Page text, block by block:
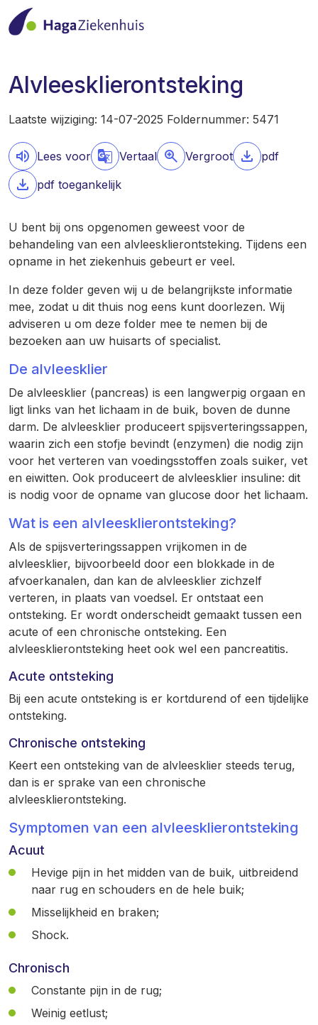
Alvleesklierontsteking
Laatste wijziging: 14-07-2025 Foldernummer: 5471
Lees voor Vertaal Vergroot
pdf
pdf toegankelijk
U bent bij ons opgenomen geweest voor de
behandeling van een alvleesklierontsteking. Tijdens een
opname in het ziekenhuis gebeurt er veel.
In deze folder geven wij u de belangrijkste informatie
mee, zodat u dit thuis nog eens kunt doorlezen. Wij
adviseren u om deze folder mee te nemen bij de
bezoeken aan uw huisarts of specialist.
De alvleesklier
De alvleesklier (pancreas) is een langwerpig orgaan en
ligt links van het lichaam in de buik, boven de dunne
darm. De alvleesklier produceert spijsverteringssappen,
waarin zich een stofje bevindt (enzymen) die nodig zijn
voor het verteren van voedingsstoffen zoals suiker, vet
en eiwitten. Ook produceert de alvleesklier insuline: dit
is nodig voor de opname van glucose door het lichaam.
Wat is een alvleesklierontsteking?
Als de spijsverteringssappen vrijkomen in de
alvleesklier, bijvoorbeeld door een blokkade in de
afvoerkanalen, dan kan de alvleesklier zichzelf
verteren, in plaats van voedsel. Er ontstaat een
ontsteking. Er wordt onderscheidt gemaakt tussen een
acute of een chronische ontsteking. Een
alvleesklierontsteking heet ook wel een pancreatitis.
Acute ontsteking
Bij een acute ontsteking is er kortdurend of een tijdelijke
ontsteking.
Chronische ontsteking
Keert een ontsteking van de alvleesklier steeds terug,
dan is er sprake van een chronische
alvleesklierontsteking.
Symptomen van een alvleesklierontsteking
Acuut
Hevige pijn in het midden van de buik, uitbreidend
naar rug en schouders en de hele buik;
Misselijkheid en braken;
Shock.
Chronisch
Constante pijn in de rug;
Weinig eetlust;